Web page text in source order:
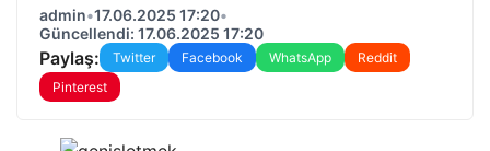
admin•17.06.2025 17:20•
Güncellendi: 17.06.2025 17:20
Paylaş: Twitter Facebook WhatsApp
Reddit
Pinterest